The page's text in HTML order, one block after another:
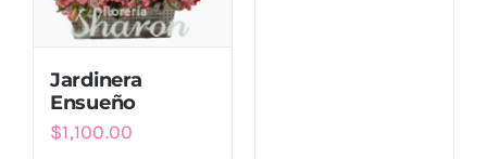
Jardinera
Ensueño
$1,100.00